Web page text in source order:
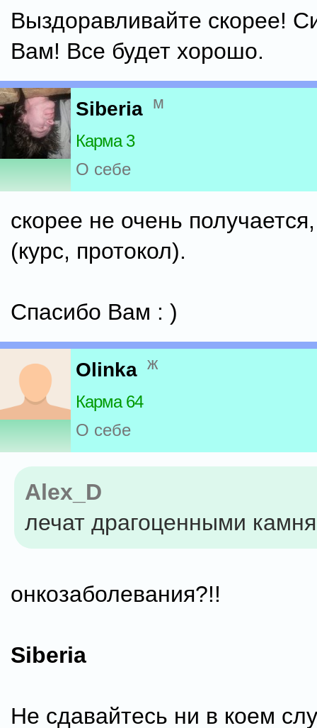
Выздоравливайте скорее!
Вам! Все будет хорошо.
Siberia м
Карма 3
О себе
скорее не очень
(курс, протокол).
Спасибо Вам : )
Olinka ж
Карма 64
О себе
Alex_D
лечат драгоценными
онкозаболевания?!!
Siberia
Не сдавайтесь ни в коем